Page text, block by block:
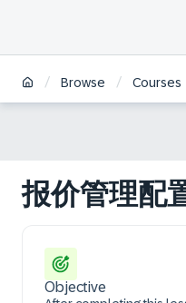
/ Browse / Courses
报价管理配
Objective